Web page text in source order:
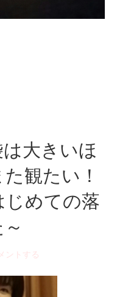
大きいほ
観たい！
じめての落
ントする